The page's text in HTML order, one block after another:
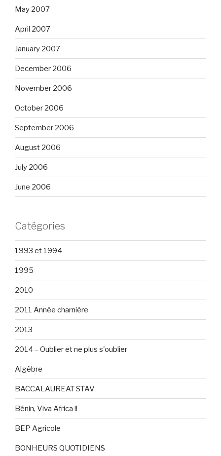
May 2007
April 2007
January 2007
December 2006
November 2006
October 2006
September 2006
August 2006
July 2006
June 2006
Catégories
1993 et 1994
1995
2010
2011 Année charnière
2013
2014 – Oublier et ne plus s'oublier
Algèbre
BACCALAUREAT STAV
Bénin, Viva Africa !!
BEP Agricole
BONHEURS QUOTIDIENS